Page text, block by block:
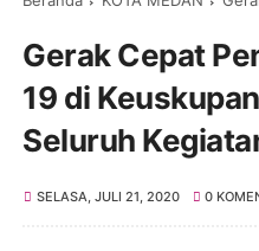
Gerak Cepat
19 di
Seluruh
SELASA, JULI 21, 2020 0